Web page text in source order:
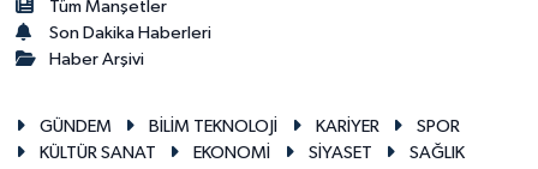
Tüm Manşetler
Son Dakika Haberleri
Haber Arşivi
GÜNDEM BİLİM TEKNOLOJİ KARİYER
SPOR
KÜLTÜR SANAT
EKONOMİ SİYASET SAĞLIK